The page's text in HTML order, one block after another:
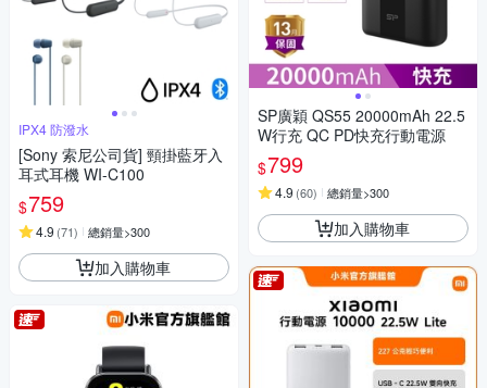
IPX4 防潑水
[Sony 索尼公司貨] 頸掛藍牙入
耳式耳機 WI-C100
$759
4.9 (71) 總銷量>300
加入購物車
SP廣穎 QS55 20000mAh 22.5
W行充 QC PD快充行動電源
$799
4.9 (60) 總銷量>300
加入購物車